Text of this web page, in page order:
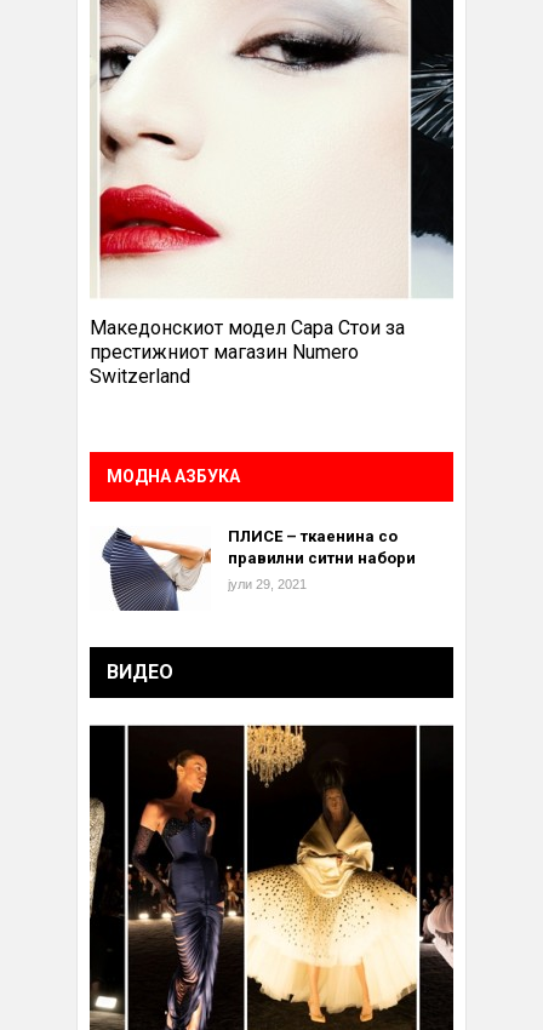
Македонскиот модел Сара Стои за
престижниот магазин Numero
Switzerland
МОДНА АЗБУКА
ПЛИСЕ – ткаенина со
правилни ситни набори
јули 29, 2021
ВИДЕО